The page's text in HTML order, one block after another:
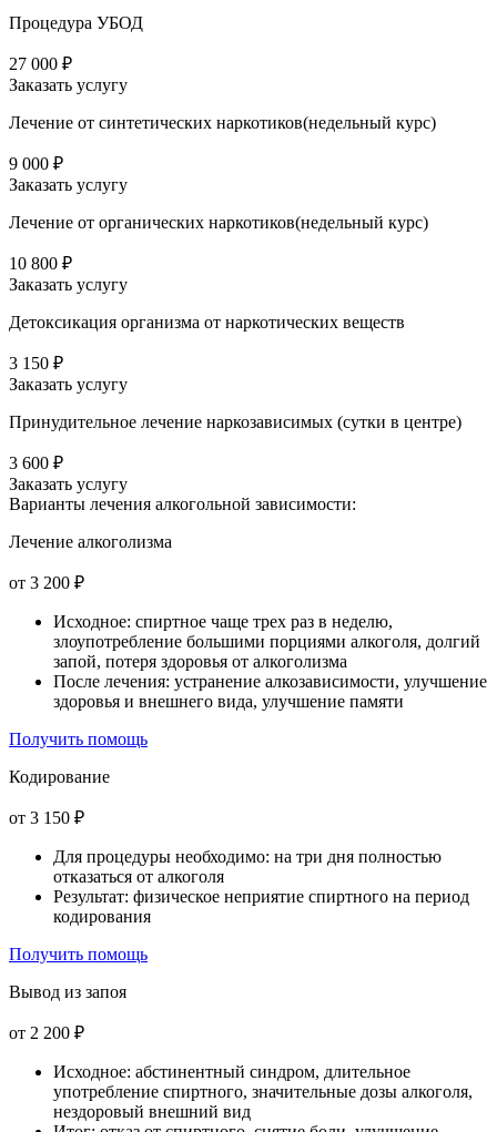
Процедура УБОД
27 000 ₽
Заказать услугу
Лечение от синтетических наркотиков(недельный курс)
9 000 ₽
Заказать услугу
Лечение от органических наркотиков(недельный курс)
10 800 ₽
Заказать услугу
Детоксикация организма от наркотических веществ
3 150 ₽
Заказать услугу
Принудительное лечение наркозависимых (сутки в центре)
3 600 ₽
Заказать услугу
Варианты лечения алкогольной зависимости:
Лечение алкоголизма
от 3 200 ₽
Исходное: спиртное чаще трех раз в неделю,
злоупотребление большими порциями алкоголя, долгий
запой, потеря здоровья от алкоголизма
После лечения: устранение алкозависимости, улучшение
здоровья и внешнего вида, улучшение памяти
Получить помощь
Кодирование
от 3 150 ₽
Для процедуры необходимо: на три дня полностью
отказаться от алкоголя
Результат: физическое неприятие спиртного на период
кодирования
Получить помощь
Вывод из запоя
от 2 200 ₽
Исходное: абстинентный синдром, длительное
употребление спиртного, значительные дозы алкоголя,
нездоровый внешний вид